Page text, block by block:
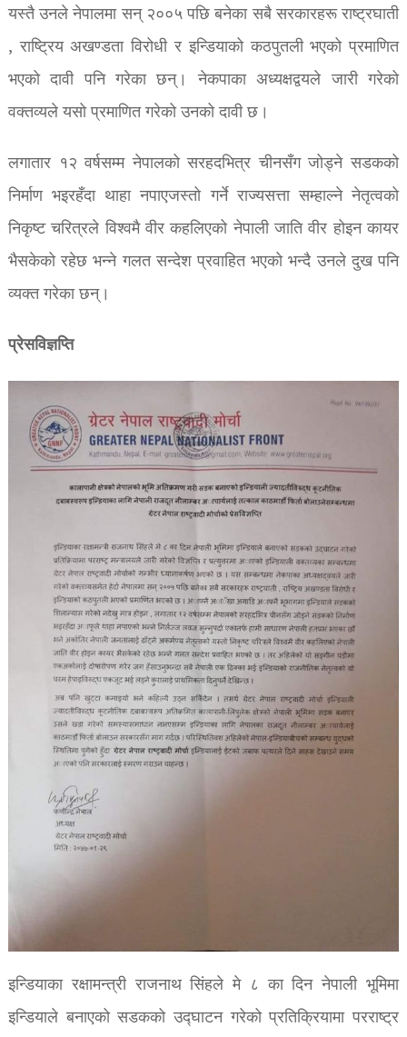
यस्तै उनले नेपालमा सन् २००५ पछि बनेका सबै सरकारहरू राष्ट्रघाती
, राष्ट्रिय अखण्डता विरोधी र इन्डियाको कठपुतली भएको प्रमाणित
भएको दावी पनि गरेका छन्। नेकपाका अध्यक्षद्वयले जारी गरेको
वक्तव्यले यसो प्रमाणित गरेको उनको दावी छ।
लगातार १२ वर्षसम्म नेपालको सरहदभित्र चीनसँग जोड्ने सडकको
निर्माण भइरहँदा थाहा नपाएजस्तो गर्ने राज्यसत्ता सम्हाल्ने नेतृत्वको
निकृष्ट चरित्रले विश्वमै वीर कहलिएको नेपाली जाति वीर होइन कायर
भैसकेको रहेछ भन्ने गलत सन्देश प्रवाहित भएको भन्दै उनले दुख पनि
व्यक्त गरेका छन्।
प्रेसविज्ञप्ति
इन्डियाका रक्षामन्त्री राजनाथ सिंहले मे ८ का दिन नेपाली भूमिमा
इन्डियाले बनाएको सडकको उद्घाटन गरेको प्रतिक्रियामा परराष्ट्र